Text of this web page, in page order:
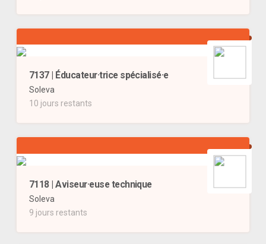
7137 | Éducateur·trice spécialisé·e
Soleva
10 jours restants
7118 | Aviseur·euse technique
Soleva
9 jours restants